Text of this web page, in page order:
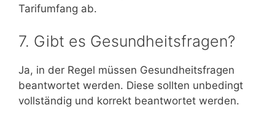
Tarifumfang ab.
7. Gibt es Gesundheitsfragen?
Ja, in der Regel müssen Gesundheitsfragen
beantwortet werden. Diese sollten unbedingt
vollständig und korrekt beantwortet werden.